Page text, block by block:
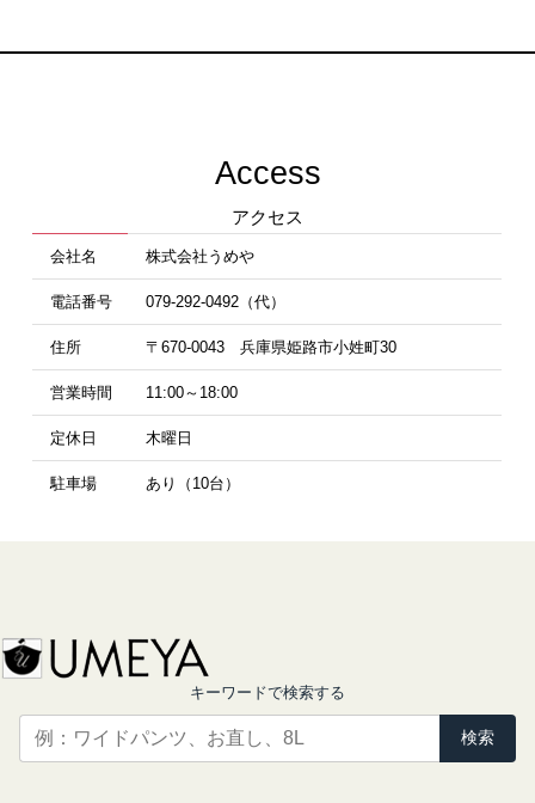
Access
アクセス
会社名 株式会社うめや
電話番号 079-292-0492（代）
住所 〒670-0043 兵庫県姫路市小姓町30
営業時間 11:00～18:00
定休日 木曜日
駐車場 あり（10台）
キーワードで検索する
検索